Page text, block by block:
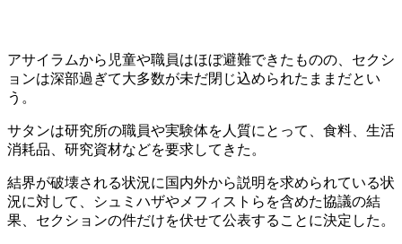
アサイラムから児童や職員はほぼ避難できたものの、セクシ
ョンは深部過ぎて大多数が未だ閉じ込められたままだとい
う。
サタンは研究所の職員や実験体を人質にとって、食料、生活
消耗品、研究資材などを要求してきた。
結界が破壊される状況に国内外から説明を求められている状
況に対して、シュミハザやメフィストらを含めた協議の結
果、セクションの件だけを伏せて公表することに決定した。